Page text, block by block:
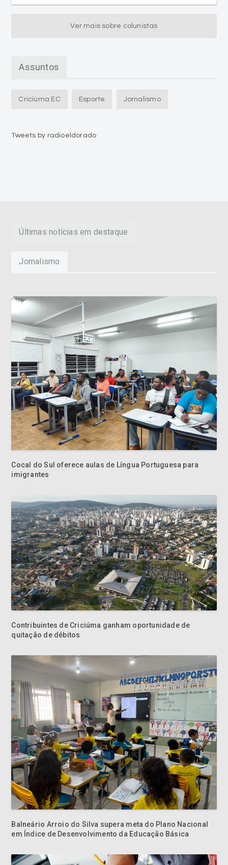
Ver mais sobre colunistas
Assuntos
Criciúma EC Esporte Jornalismo
Tweets by radioeldorado
Últimas notícias em destaque
Jornalismo
Cocal do Sul oferece aulas de Língua Portuguesa para
imigrantes
Contribuintes de Criciúma ganham oportunidade de
quitação de débitos
Balneário Arroio do Silva supera meta do Plano Nacional
em Índice de Desenvolvimento da Educação Básica